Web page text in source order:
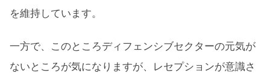
を維持しています。
一方で、このところディフェンシブセクターの元気が
ないところが気になりますが、レセプションが意識さ